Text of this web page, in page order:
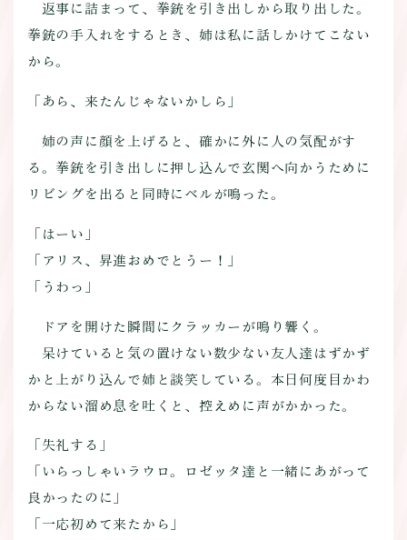
返事に詰まって、拳銃を引き出しから取り出した。
拳銃の手入れをするとき、姉は私に話しかけてこない
から。
「あら、来たんじゃないかしら」
姉の声に顔を上げると、確かに外に人の気配がす
る。拳銃を引き出しに押し込んで玄関へ向かうために
リビングを出ると同時にベルが鳴った。
「はーい」
「アリス、昇進おめでとうー！」
「うわっ」
ドアを開けた瞬間にクラッカーが鳴り響く。
呆けていると気の置けない数少ない友人達はずかず
かと上がり込んで姉と談笑している。本日何度目かわ
からない溜め息を吐くと、控えめに声がかかった。
「失礼する」
「いらっしゃいラウロ。ロゼッタ達と一緒にあがって
良かったのに」
「一応初めて来たから」